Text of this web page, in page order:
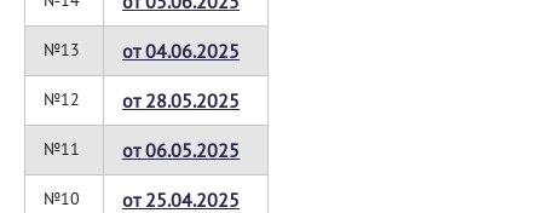
№13 от 04.06.2025
№12 от 28.05.2025
№11 от 06.05.2025
№10 от 25.04.2025